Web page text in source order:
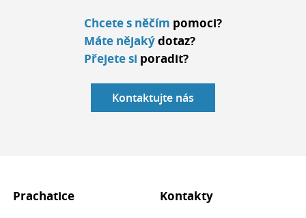
Chcete s něčím pomoci?
Máte nějakýdotaz?
Přejete si poradit?
Kontaktujte nás
Prachatice Kontakty